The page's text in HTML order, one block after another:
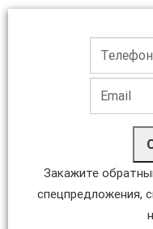
Закажите
спецпредложения,